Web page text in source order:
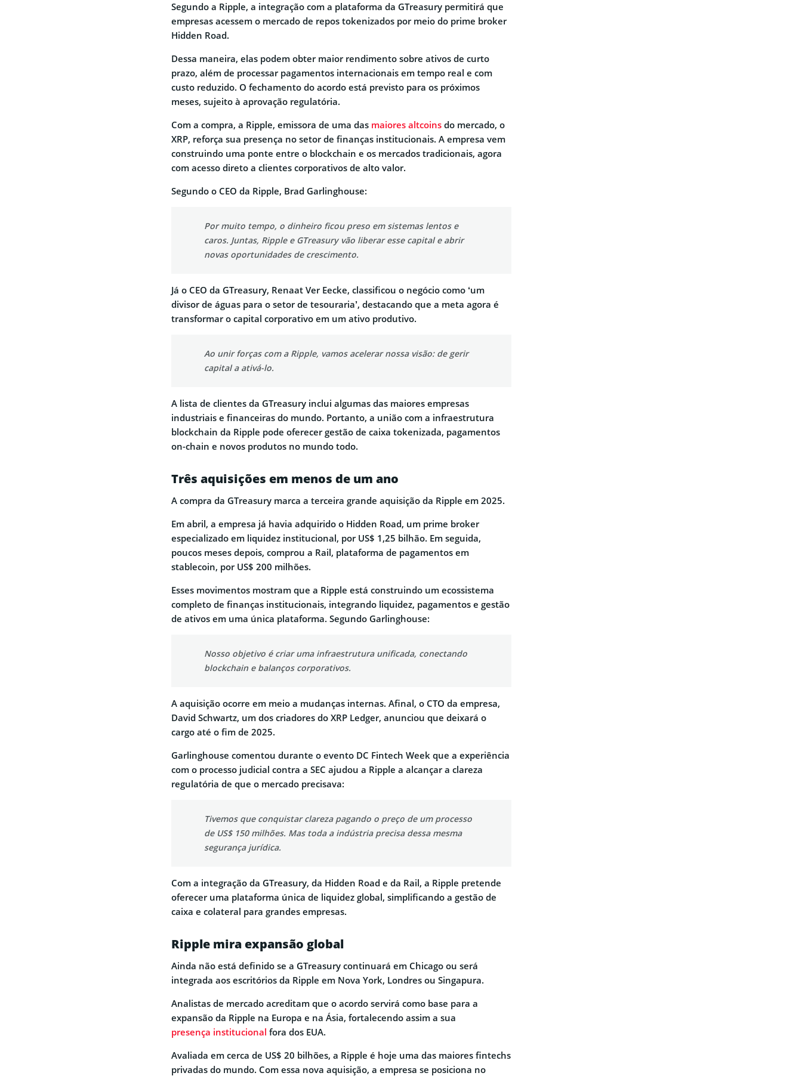
Segundo a Ripple, a integração com a plataforma da GTreasury permitirá que
empresas acessem o mercado de repos tokenizados por meio do prime broker
Hidden Road.
Dessa maneira, elas podem obter maior rendimento sobre ativos de curto
prazo, além de processar pagamentos internacionais em tempo real e com
custo reduzido. O fechamento do acordo está previsto para os próximos
meses, sujeito à aprovação regulatória.
Com a compra, a Ripple, emissora de uma das maiores altcoins do mercado, o
XRP, reforça sua presença no setor de finanças institucionais. A empresa vem
construindo uma ponte entre o blockchain e os mercados tradicionais, agora
com acesso direto a clientes corporativos de alto valor.
Segundo o CEO da Ripple, Brad Garlinghouse:
Por muito tempo, o dinheiro ficou preso em sistemas lentos e
caros. Juntas, Ripple e GTreasury vão liberar esse capital e abrir
novas oportunidades de crescimento.
Já o CEO da GTreasury, Renaat Ver Eecke, classificou o negócio como ‘um
divisor de águas para o setor de tesouraria’, destacando que a meta agora é
transformar o capital corporativo em um ativo produtivo.
Ao unir forças com a Ripple, vamos acelerar nossa visão: de gerir
capital a ativá-lo.
A lista de clientes da GTreasury inclui algumas das maiores empresas
industriais e financeiras do mundo. Portanto, a união com a infraestrutura
blockchain da Ripple pode oferecer gestão de caixa tokenizada, pagamentos
on-chain e novos produtos no mundo todo.
Três aquisições em menos de um ano
A compra da GTreasury marca a terceira grande aquisição da Ripple em 2025.
Em abril, a empresa já havia adquirido o Hidden Road, um prime broker
especializado em liquidez institucional, por US$ 1,25 bilhão. Em seguida,
poucos meses depois, comprou a Rail, plataforma de pagamentos em
stablecoin, por US$ 200 milhões.
Esses movimentos mostram que a Ripple está construindo um ecossistema
completo de finanças institucionais, integrando liquidez, pagamentos e gestão
de ativos em uma única plataforma. Segundo Garlinghouse:
Nosso objetivo é criar uma infraestrutura unificada, conectando
blockchain e balanços corporativos.
A aquisição ocorre em meio a mudanças internas. Afinal, o CTO da empresa,
David Schwartz, um dos criadores do XRP Ledger, anunciou que deixará o
cargo até o fim de 2025.
Garlinghouse comentou durante o evento DC Fintech Week que a experiência
com o processo judicial contra a SEC ajudou a Ripple a alcançar a clareza
regulatória de que o mercado precisava:
Tivemos que conquistar clareza pagando o preço de um processo
de US$ 150 milhões. Mas toda a indústria precisa dessa mesma
segurança jurídica.
Com a integração da GTreasury, da Hidden Road e da Rail, a Ripple pretende
oferecer uma plataforma única de liquidez global, simplificando a gestão de
caixa e colateral para grandes empresas.
Ripple mira expansão global
Ainda não está definido se a GTreasury continuará em Chicago ou será
integrada aos escritórios da Ripple em Nova York, Londres ou Singapura.
Analistas de mercado acreditam que o acordo servirá como base para a
expansão da Ripple na Europa e na Ásia, fortalecendo assim a sua
presença institucional fora dos EUA.
Avaliada em cerca de US$ 20 bilhões, a Ripple é hoje uma das maiores fintechs
privadas do mundo. Com essa nova aquisição, a empresa se posiciona no